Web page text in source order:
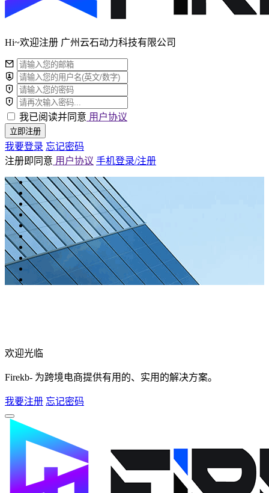
Hi~欢迎注册 广州云石动力科技有限公司
我已阅读并同意 用户协议
立即注册
我要登录 忘记密码
注册即同意 用户协议 手机登录/注册
欢迎光临
Firekb- 为跨境电商提供有用的、实用的解决方案。
我要注册 忘记密码